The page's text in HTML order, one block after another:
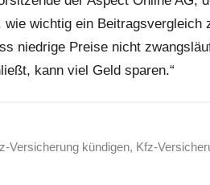
wichtig ein Beitragsvergleich
niedrige Preise nicht
kann viel Geld sparen.“
Versicherung kündigen, Kfz-